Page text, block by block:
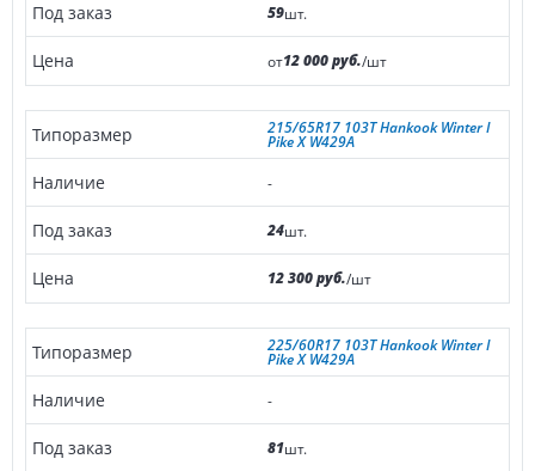
59шт.
от12 000 руб./шт
215/65R17 103T Hankook Winter I
Pike X W429A
-
24шт.
12 300 руб./шт
225/60R17 103T Hankook Winter I
Pike X W429A
-
81шт.